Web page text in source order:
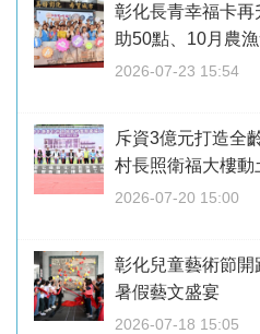
彰化長青幸福卡
助50點、10月農
2026-07-23 15:54
斥資3億元打造全
村長照衛福大樓動
2026-07-20 15:00
彰化兒童藝術節
暑假藝文盛宴
2026-07-18 15:05